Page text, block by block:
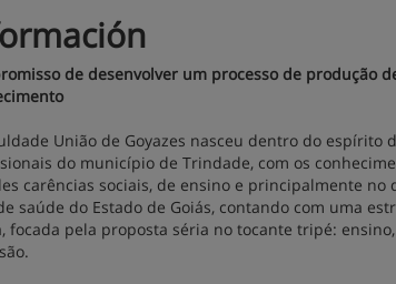
de desenvolver um processo de produção
União de Goyazes nasceu dentro do espírito
do município de Trindade, com os
carências sociais, de ensino e principalmente no
saúde do Estado de Goiás, contando com uma
focada pela proposta séria no tocante tripé: